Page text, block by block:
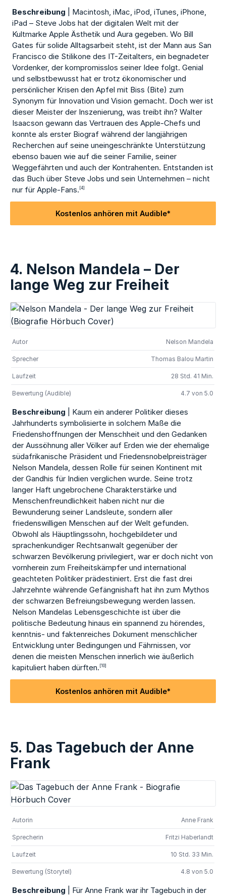
Beschreibung | Macintosh, iMac, iPod, iTunes, iPhone,
iPad – Steve Jobs hat der digitalen Welt mit der
Kultmarke Apple Ästhetik und Aura gegeben. Wo Bill
Gates für solide Alltagsarbeit steht, ist der Mann aus San
Francisco die Stilikone des IT-Zeitalters, ein begnadeter
Vordenker, der kompromisslos seiner Idee folgt. Genial
und selbstbewusst hat er trotz ökonomischer und
persönlicher Krisen den Apfel mit Biss (Bite) zum
Synonym für Innovation und Vision gemacht. Doch wer ist
dieser Meister der Inszenierung, was treibt ihn? Walter
Isaacson gewann das Vertrauen des Apple-Chefs und
konnte als erster Biograf während der langjährigen
Recherchen auf seine uneingeschränkte Unterstützung
ebenso bauen wie auf die seiner Familie, seiner
Weggefährten und auch der Kontrahenten. Entstanden ist
das Buch über Steve Jobs und sein Unternehmen – nicht
nur für Apple-Fans. [4]
Kostenlos anhören mit Audible*
4. Nelson Mandela – Der
lange Weg zur Freiheit
Autor Nelson Mandela
Sprecher Thomas Balou Martin
Laufzeit 28 Std. 41 Min.
Bewertung (Audible) 4.7 von 5.0
Beschreibung | Kaum ein anderer Politiker dieses
Jahrhunderts symbolisierte in solchem Maße die
Friedenshoffnungen der Menschheit und den Gedanken
der Aussöhnung aller Völker auf Erden wie der ehemalige
südafrikanische Präsident und Friedensnobelpreisträger
Nelson Mandela, dessen Rolle für seinen Kontinent mit
der Gandhis für Indien verglichen wurde. Seine trotz
langer Haft ungebrochene Charakterstärke und
Menschenfreundlichkeit haben nicht nur die
Bewunderung seiner Landsleute, sondern aller
friedenswilligen Menschen auf der Welt gefunden.
Obwohl als Häuptlingssohn, hochgebildeter und
sprachenkundiger Rechtsanwalt gegenüber der
schwarzen Bevölkerung privilegiert, war er doch nicht von
vornherein zum Freiheitskämpfer und international
geachteten Politiker prädestiniert. Erst die fast drei
Jahrzehnte währende Gefängnishaft hat ihn zum Mythos
der schwarzen Befreiungsbewegung werden lassen.
Nelson Mandelas Lebensgeschichte ist über die
politische Bedeutung hinaus ein spannend zu hörendes,
kenntnis- und faktenreiches Dokument menschlicher
Entwicklung unter Bedingungen und Fährnissen, vor
denen die meisten Menschen innerlich wie äußerlich
kapituliert haben dürften. [10]
Kostenlos anhören mit Audible*
5. Das Tagebuch der Anne
Frank
Autorin Anne Frank
Sprecherin Fritzi Haberlandt
Laufzeit 10 Std. 33 Min.
Bewertung (Storytel) 4.8 von 5.0
Beschreibung | Für Anne Frank war ihr Tagebuch in der